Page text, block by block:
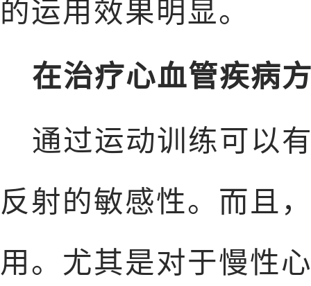
的运用效果明显。
在治疗心血管疾病
通过运动训练可以
反射的敏感性。而且
用。尤其是对于慢性